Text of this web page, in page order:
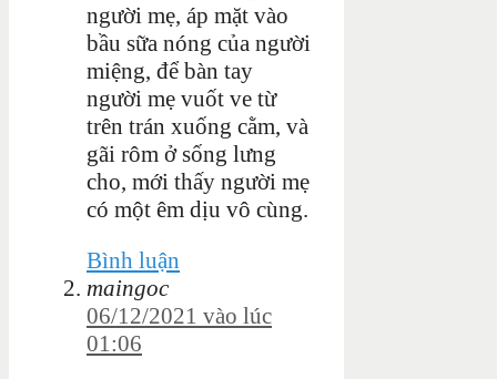
người mẹ, áp mặt vào
bầu sữa nóng của người
miệng, để bàn tay
người mẹ vuốt ve từ
trên trán xuống cằm, và
gãi rôm ở sống lưng
cho, mới thấy người mẹ
có một êm dịu vô cùng.
Bình luận
maingoc
06/12/2021 vào lúc
01:06